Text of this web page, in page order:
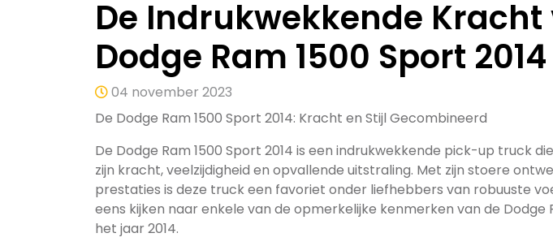
De Indrukwekkende Kracht
Dodge Ram 1500 Sport 2014
04 november 2023
De Dodge Ram 1500 Sport 2014: Kracht en Stijl Gecombineerd
De Dodge Ram 1500 Sport 2014 is een indrukwekkende pick-up truck
zijn kracht, veelzijdigheid en opvallende uitstraling. Met zijn stoere
prestaties is deze truck een favoriet onder liefhebbers van robuuste
eens kijken naar enkele van de opmerkelijke kenmerken van de Dodge
het jaar 2014.